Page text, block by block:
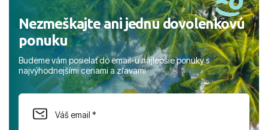
Nezmeškajte ani jednu dovolenkovú
ponuku
Budeme vám posielať do email-u najlepšie ponuky s
najvýhodnejšími cenami a zľavami